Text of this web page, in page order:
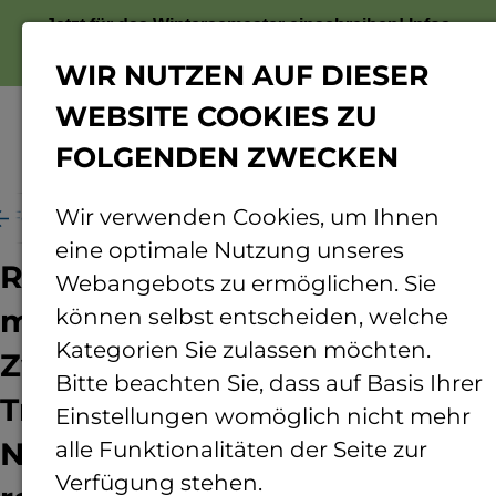
Jetzt für das Wintersemester einschreiben!Infos
Forschen Projekte Regenerativer Pflanzenbau
Regenerativer Pflanzenbau
mit Hilfe von Direktsaat und
Zwischenfruchtanbau im
Trockengebiet Rheinhessen -
Neuer Ansatz für einen
WIR NUTZEN AUF DIESER
WEBSITE COOKIES ZU
FOLGENDEN ZWECKEN
Wir verwenden Cookies, um Ihnen
eine optimale Nutzung unseres
Webangebots zu ermöglichen. Sie
können selbst entscheiden, welche
Kategorien Sie zulassen möchten.
Bitte beachten Sie, dass auf Basis Ihrer
Einstellungen womöglich nicht mehr
alle Funktionalitäten der Seite zur
Verfügung stehen.